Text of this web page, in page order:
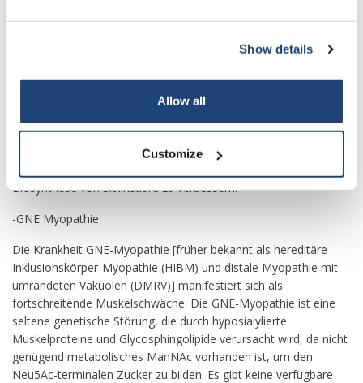
Show details
Allow all
Customize
richtig funktioniert und dadurch das verfügbare ManNAc
verringert, kann davon ausgegangen werden, dass die
Vorteile beitragen kann. Das therapeutische Potenzial von
ManNAc wird derzeit bei verschiedenen Krankheiten untersucht,
Biosynthese von Sialinsäure zu verbessern.
-GNE Myopathie
Die Krankheit GNE-Myopathie [früher bekannt als hereditäre
Inklusionskörper-Myopathie (HIBM) und distale Myopathie mit
umrandeten Vakuolen (DMRV)] manifestiert sich als
fortschreitende Muskelschwäche. Die GNE-Myopathie ist eine
seltene genetische Störung, die durch hyposialylierte
Muskelproteine ​​und Glycosphingolipide verursacht wird, da nicht
genügend metabolisches ManNAc vorhanden ist, um den
Neu5Ac-terminalen Zucker zu bilden. Es gibt keine verfügbare
Your discount applies to orders above €50,00